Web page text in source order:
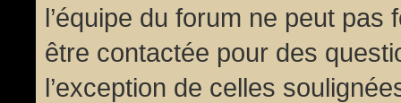
l’équipe du forum ne peut
être contactée pour des
l’exception de celles